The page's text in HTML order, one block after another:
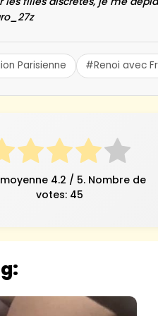
Parisienne #Renoi avec
4.2 / 5. Nombre de
votes: 45